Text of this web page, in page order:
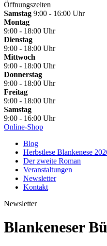
Öffnungszeiten
Samstag 9:00 - 16:00 Uhr
Montag
9:00 - 18:00 Uhr
Dienstag
9:00 - 18:00 Uhr
Mittwoch
9:00 - 18:00 Uhr
Donnerstag
9:00 - 18:00 Uhr
Freitag
9:00 - 18:00 Uhr
Samstag
9:00 - 16:00 Uhr
Online-Shop
Blog
Herbstlese Blankenese
Der zweite Roman
Veranstaltungen
Newsletter
Kontakt
Newsletter
Blankeneser